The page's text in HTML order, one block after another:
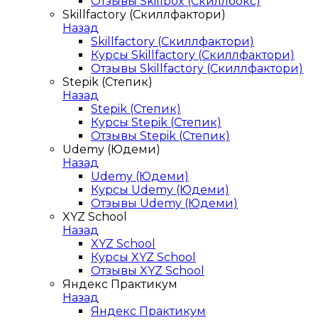
Skillfactory (Скиллфактори)
Назад
Skillfactory (Скиллфактори)
Курсы Skillfactory (Скиллфактори)
Отзывы Skillfactory (Скиллфактори)
Stepik (Степик)
Назад
Stepik (Степик)
Курсы Stepik (Степик)
Отзывы Stepik (Степик)
Udemy (Юдеми)
Назад
Udemy (Юдеми)
Курсы Udemy (Юдеми)
Отзывы Udemy (Юдеми)
XYZ School
Назад
XYZ School
Курсы XYZ School
Отзывы XYZ School
Яндекс Практикум
Назад
Яндекс Практикум